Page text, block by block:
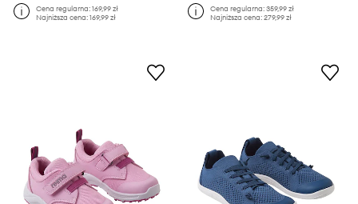
Cena regularna:169,99 zł
Najniższa cena:169,99 zł
Cena regularna:359,99 zł
Najniższa cena:279,99 zł